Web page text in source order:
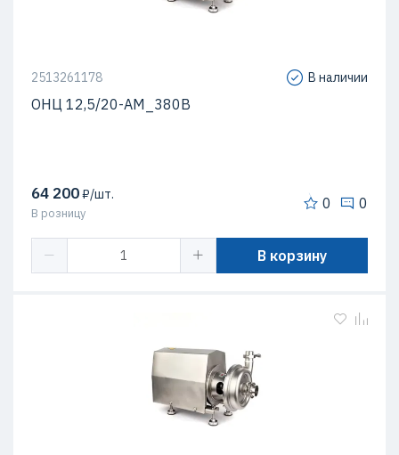
2513261178 В наличии
ОНЦ 12,5/20-АМ_380В
64 200₽/шт.
В розницу
0 0
В корзину